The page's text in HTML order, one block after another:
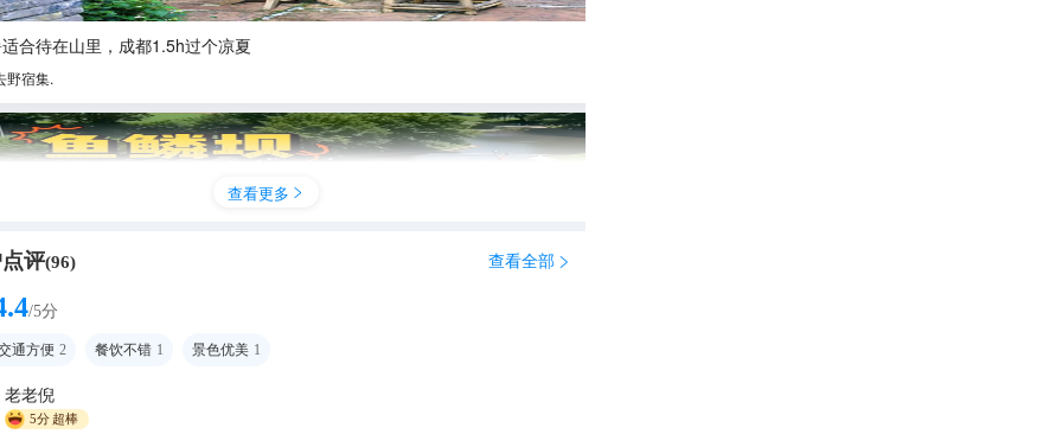
合待在山里，成都1.5h过个凉夏
野宿集.
郊免费森林秘境夏日避暑玩水胜地
查看更多 
评(96) 查看全部 
/5分
通方便 2 餐饮不错 1 景色优美 1
老老倪
5分超棒